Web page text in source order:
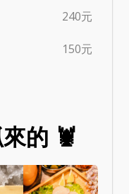
240元
150元
的 🦞